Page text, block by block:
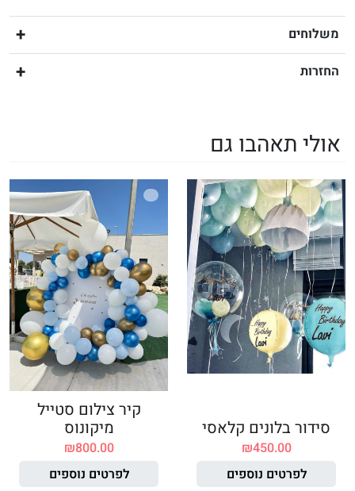
משלוחים
החזרות
אולי תאהבו גם
סידור בלונים קלאסי
₪450.00
לפרטים נוספים
קיר צילום סטייל
מיקונוס
₪800.00
לפרטים נוספים